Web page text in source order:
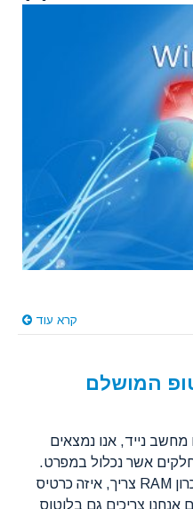
המושלם
נייד, אנו נמצאים
חלקים אשר נכלול במפרט.
צריכים גם בלוטוס